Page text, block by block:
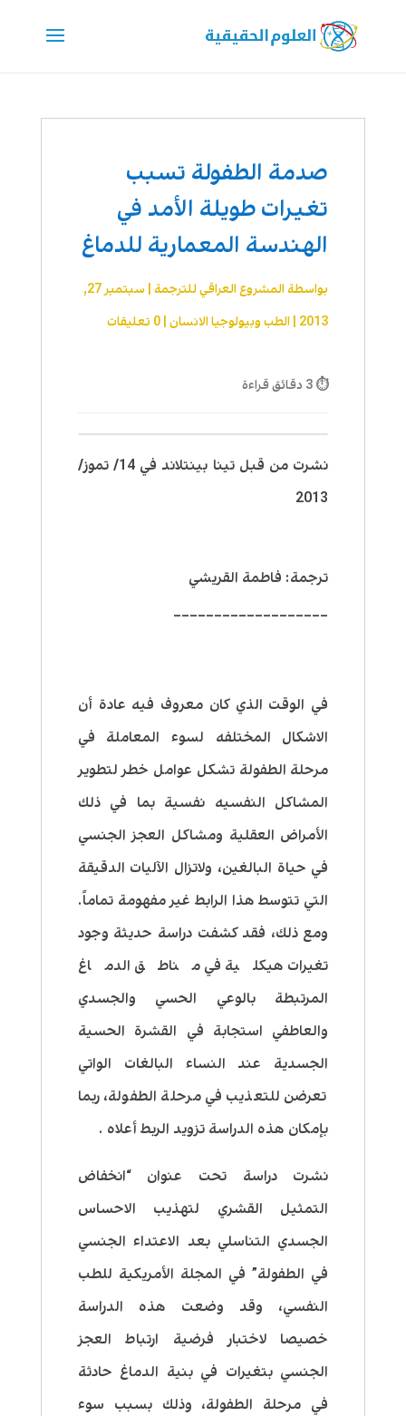
صدمة الطفولة تسبب
تغيرات طويلة الأمد في
الهندسة المعمارية للدماغ
بواسطةالمشروع العراقي للترجمة|
سبتمبر 27,
2013 الطب وبيولوجيا الانسان| 0 تعليقات
⏱ 3 دقائق قراءة
نشرت من قبل تينا بينتلاند في 14/ تموز/
2013
ترجمة: فاطمة القريشي
___________________
في الوقت الذي كان معروف فيه عادة أن
الاشكال المختلفه لسوء المعاملة في
مرحلة الطفولة تشكل عوامل خطر لتطوير
المشاكل النفسيه نفسية بما في ذلك
الأمراض العقلية ومشاكل العجز الجنسي
في حياة البالغين، ولاتزال الآليات الدقيقة
التي تتوسط هذا الرابط غير مفهومة تماماً.
ومع ذلك، فقد كشفت دراسة حديثة وجود
تغيرات هيكلية في مناطق الدماغ
المرتبطة بالوعي الحسي والجسدي
والعاطفي استجابة في القشرة الحسية
الجسدية عند النساء البالغات الواتي
تعرضن للتعذيب في مرحلة الطفولة، ربما
بإمكان هذه الدراسة تزويد الربط أعلاه .
نشرت دراسة تحت عنوان “انخفاض
التمثيل القشري لتهذيب الاحساس
الجسدي التناسلي بعد الاعتداء الجنسي
في الطفولة” في المجلة الأمريكية للطب
النفسي، وقد وضعت هذه الدراسة
خصيصا لاختبار فرضية ارتباط العجز
الجنسي بتغيرات في بنية الدماغ حادثة
في مرحلة الطفولة، وذلك بسبب سوء